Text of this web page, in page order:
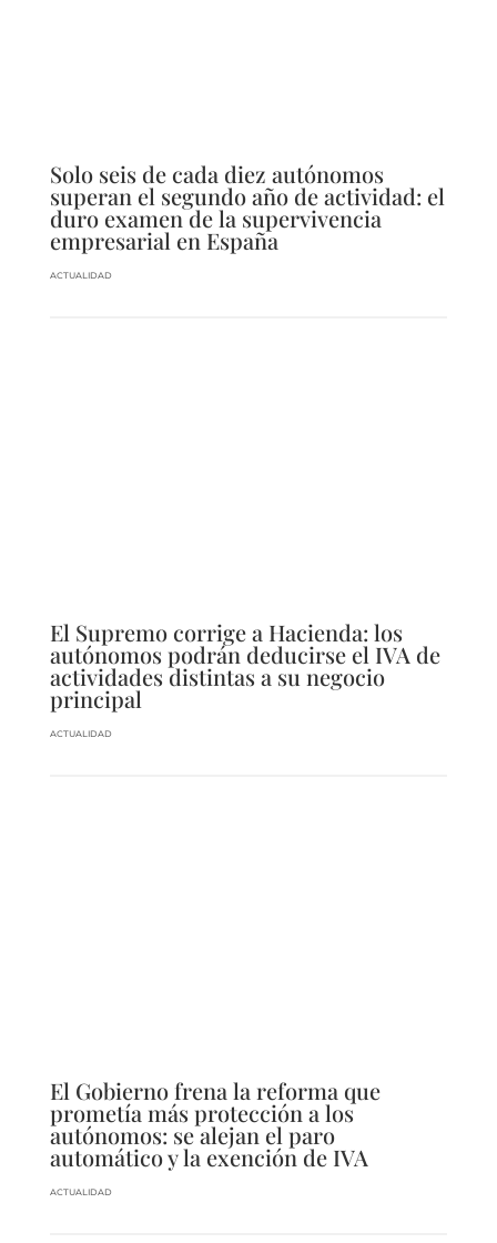
Solo seis de cada diez autónomos
superan el segundo año de actividad: el
duro examen de la supervivencia
empresarial en España
ACTUALIDAD
El Supremo corrige a Hacienda: los
autónomos podrán deducirse el IVA de
actividades distintas a su negocio
principal
ACTUALIDAD
El Gobierno frena la reforma que
prometía más protección a los
autónomos: se alejan el paro
automático y la exención de IVA
ACTUALIDAD